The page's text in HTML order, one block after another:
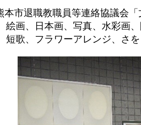
市退職教職員等連絡協議会「
絵画、日本画、写真、水彩画
短歌、フラワーアレンジ、さ